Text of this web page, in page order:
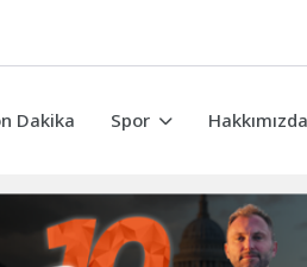
Dakika Spor Hakkımızda